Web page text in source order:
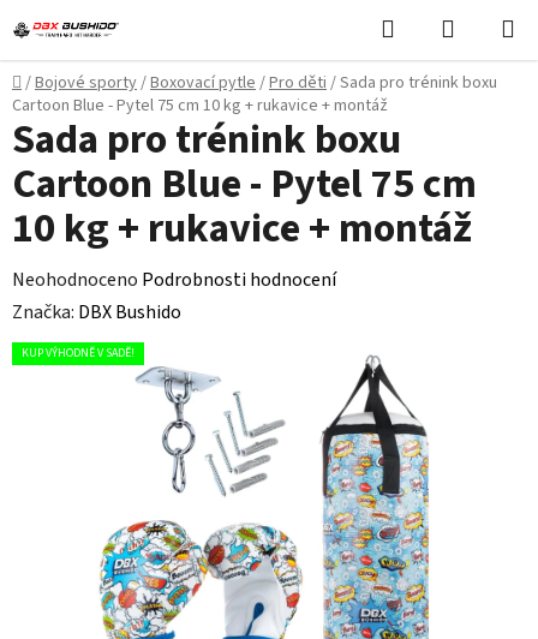
na
obsah
Hledat
KOŠÍK
Domů
/Bojové sporty/Boxovací pytle/Pro děti/Sada pro trénink boxu
Cartoon Blue - Pytel 75 cm 10 kg + rukavice + montáž
Sada pro trénink boxu
Cartoon Blue - Pytel 75 cm
10 kg + rukavice + montáž
Průměrné
hodnocení
produktu
Neohodnoceno Podrobnosti hodnocení
Značka: DBX Bushido
KUP VÝHODNĚ V SADĚ!